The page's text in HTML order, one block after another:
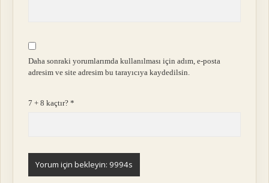
Daha sonraki yorumlarımda kullanılması için adım, e-posta
adresim ve site adresim bu tarayıcıya kaydedilsin.
7 + 8 kaçtır?*